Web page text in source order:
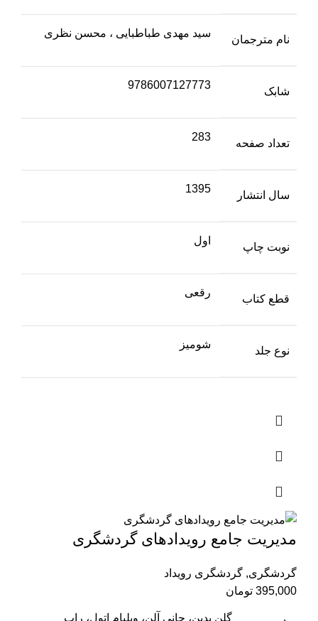
نام مترجمان
سید مهدی طباطبایی ، محسن نظری
شابک
9786007127773
تعداد صفحه
283
سال انتشار
1395
نوبت چاپ
اول
قطع کتاب
رقعی
نوع جلد
شومیز
مدیریت جامع رویدادهای گردشگری
گردشگری, گردشگری رویداد
395,000 تومان
گلن بدین، جانی آلن، ویلیام اتول، راب